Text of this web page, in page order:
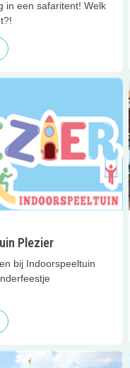
in een safaritent! Welk
Plezier
bij Indoorspeeltuin
Huis Doorn